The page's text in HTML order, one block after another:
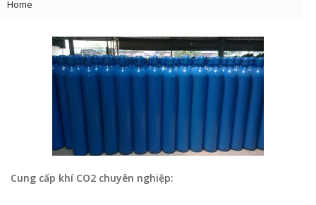
Home
Cung cấp khí CO2 chuyên nghiệp: